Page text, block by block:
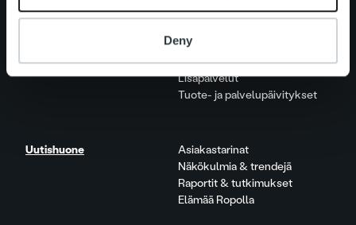
DenyPalveluosa-alueet
One platform
Lisäpalvelut
Tuote- ja palvelupäivitykset
Uutishuone
Asiakastarinat
Näkökulmia & trendejä
Raportit & tutkimukset
Elämää Ropolla